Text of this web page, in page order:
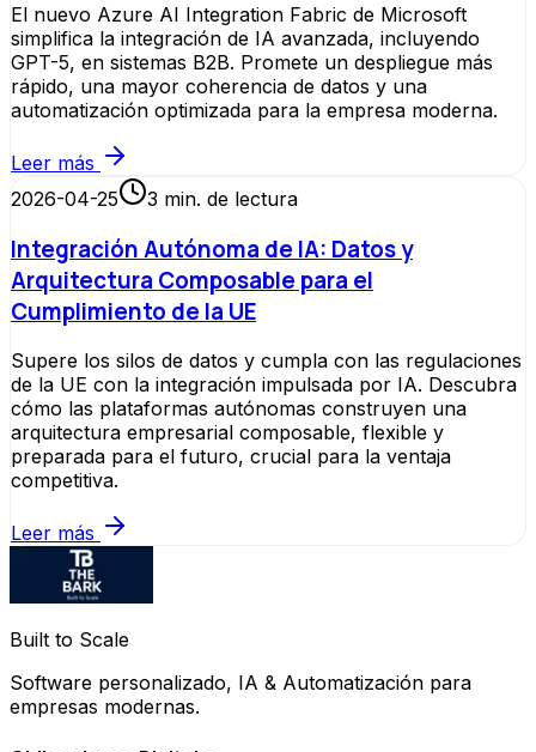
El nuevo Azure AI Integration Fabric de Microsoft
simplifica la integración de IA avanzada, incluyendo
GPT-5, en sistemas B2B. Promete un despliegue más
rápido, una mayor coherencia de datos y una
automatización optimizada para la empresa moderna.
Leer más
2026-04-25
3 min. de lectura
Integración Autónoma de IA: Datos y
Arquitectura Composable para el
Cumplimiento de la UE
Supere los silos de datos y cumpla con las regulaciones
de la UE con la integración impulsada por IA. Descubra
cómo las plataformas autónomas construyen una
arquitectura empresarial composable, flexible y
preparada para el futuro, crucial para la ventaja
competitiva.
Leer más
Built to Scale
Software personalizado, IA & Automatización para
empresas modernas.